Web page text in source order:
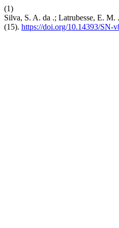
(1)
Silva, S. A. da .; Latrubesse, E.
(15). https://doi.org/10.14393/SN-